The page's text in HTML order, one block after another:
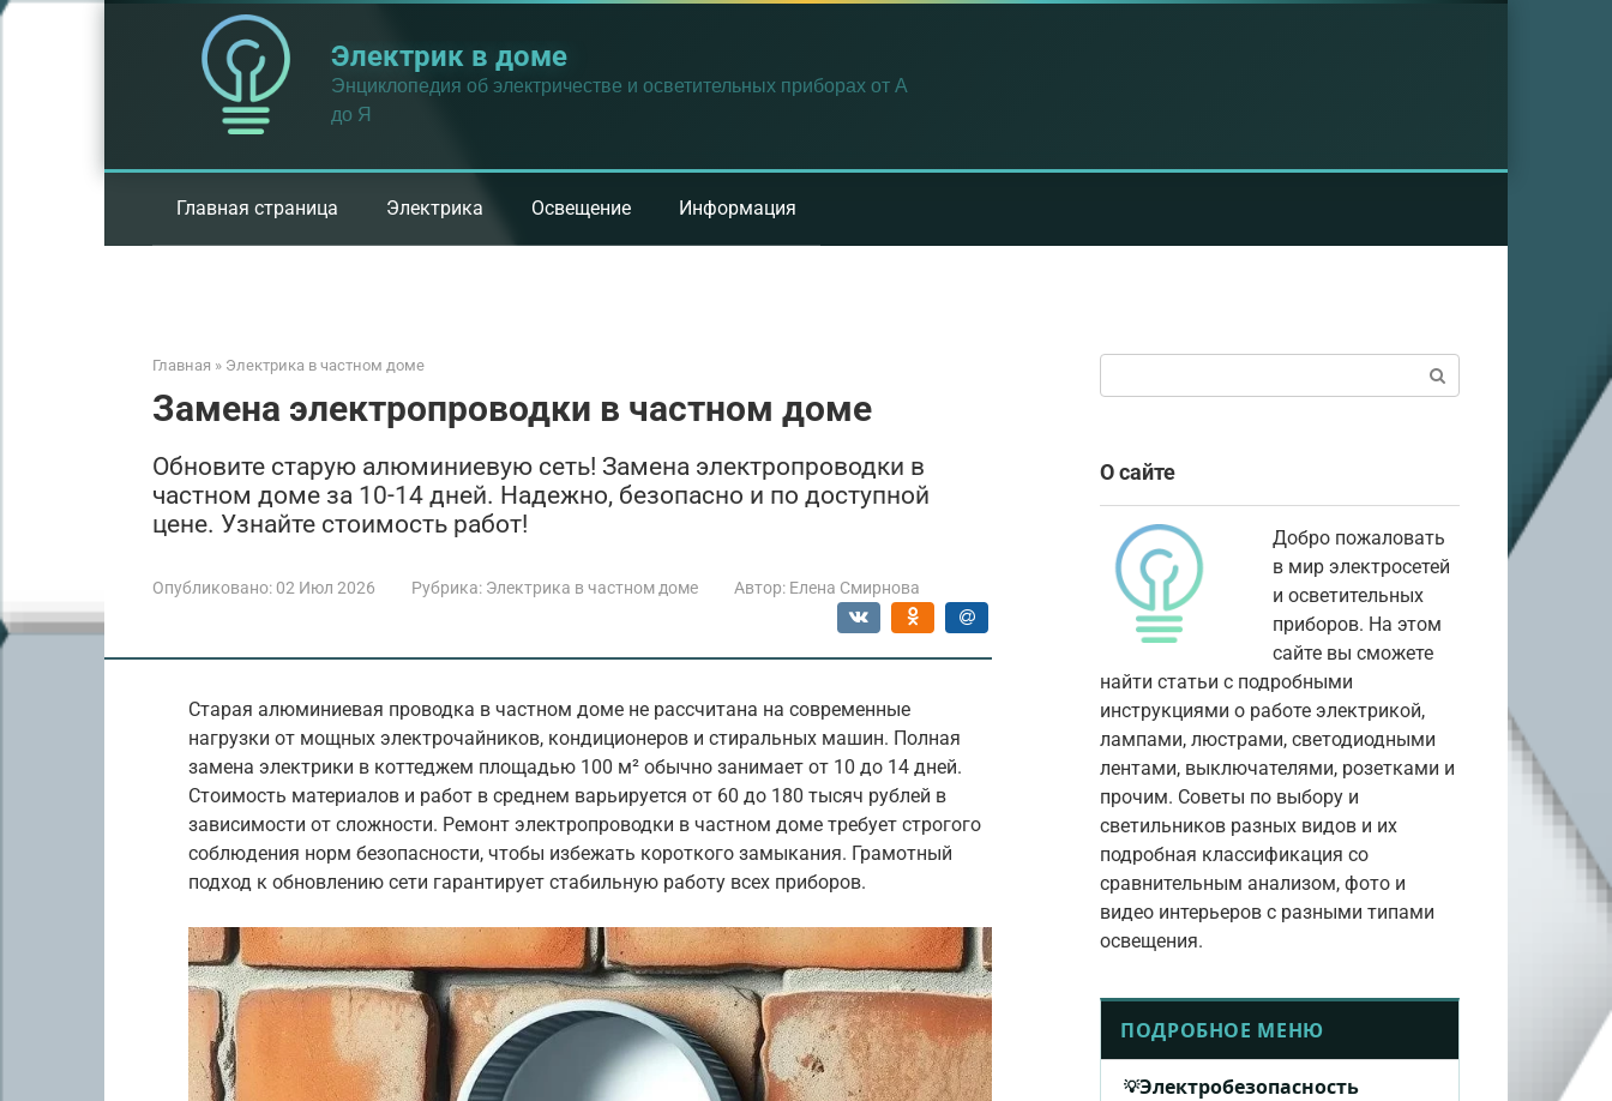
Перейти
Электрик в доме
Энциклопедия об электричестве и осветительных приборах от А
до Я
Главная страница Электрика Освещение Информация
Главная » Электрика в частном доме
Замена электропроводки в частном доме
Обновите старую алюминиевую сеть! Замена электропроводки в
частном доме за 10-14 дней. Надежно, безопасно и по доступной
цене. Узнайте стоимость работ!
Опубликовано: 02 Июл 2026 Рубрика: Электрика в частном доме Автор: Елена Смирнова
Старая алюминиевая проводка в частном доме не рассчитана на современные
нагрузки от мощных электрочайников, кондиционеров и стиральных машин. Полная
замена электрики в коттеджем площадью 100 м² обычно занимает от 10 до 14 дней.
Стоимость материалов и работ в среднем варьируется от 60 до 180 тысяч рублей в
зависимости от сложности. Ремонт электропроводки в частном доме требует строгого
соблюдения норм безопасности, чтобы избежать короткого замыкания. Грамотный
подход к обновлению сети гарантирует стабильную работу всех приборов.
О сайте
Добро пожаловать
в мир электросетей
и осветительных
приборов. На этом
сайте вы сможете
найти статьи с подробными
инструкциями о работе электрикой,
лампами, люстрами, светодиодными
лентами, выключателями, розетками и
прочим. Советы по выбору и
светильников разных видов и их
подробная классификация со
сравнительным анализом, фото и
видео интерьеров с разными типами
освещения.
ПОДРОБНОЕ МЕНЮ
Электробезопасность